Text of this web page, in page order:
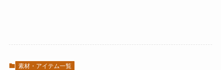
素材・アイテム一覧